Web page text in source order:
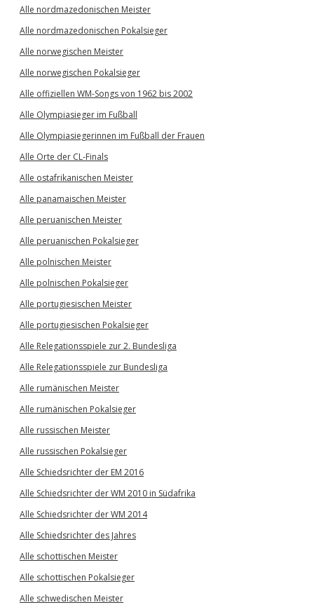
Alle nordmazedonischen Meister
Alle nordmazedonischen Pokalsieger
Alle norwegischen Meister
Alle norwegischen Pokalsieger
Alle offiziellen WM-Songs von 1962 bis 2002
Alle Olympiasieger im Fußball
Alle Olympiasiegerinnen im Fußball der Frauen
Alle Orte der CL-Finals
Alle ostafrikanischen Meister
Alle panamaischen Meister
Alle peruanischen Meister
Alle peruanischen Pokalsieger
Alle polnischen Meister
Alle polnischen Pokalsieger
Alle portugiesischen Meister
Alle portugiesischen Pokalsieger
Alle Relegationsspiele zur 2. Bundesliga
Alle Relegationsspiele zur Bundesliga
Alle rumänischen Meister
Alle rumänischen Pokalsieger
Alle russischen Meister
Alle russischen Pokalsieger
Alle Schiedsrichter der EM 2016
Alle Schiedsrichter der WM 2010 in Südafrika
Alle Schiedsrichter der WM 2014
Alle Schiedsrichter des Jahres
Alle schottischen Meister
Alle schottischen Pokalsieger
Alle schwedischen Meister